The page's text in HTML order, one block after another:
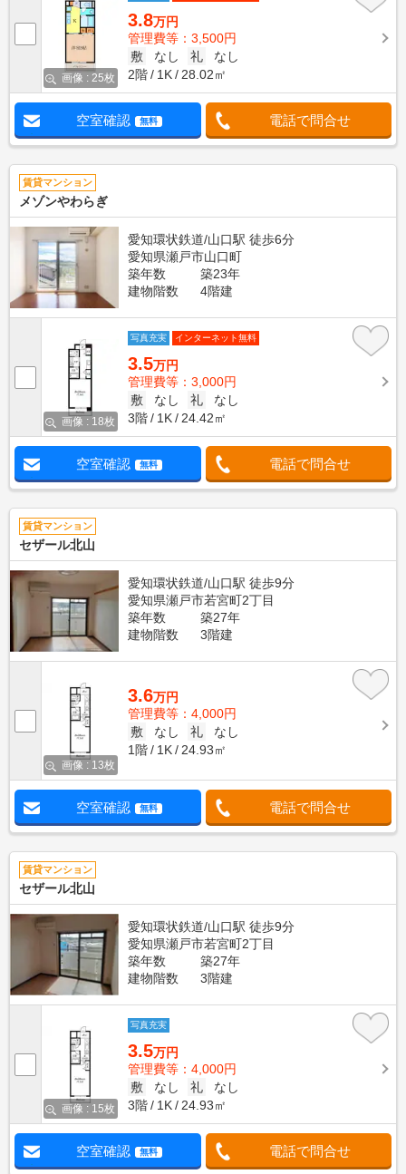
画像 : 25枚
3.8万円
管理費等：3,500円
敷
なし 礼
なし
2階
1K 28.02㎡
空室確認 無料 電話で問合せ
賃貸マンション
メゾンやわらぎ
愛知環状鉄道/山口駅 徒歩6分
愛知県瀬戸市山口町
築年数
築23年
建物階数
4階建
画像 : 18枚
写真充実 インターネット無料
3.5万円
管理費等：3,000円
敷
なし 礼
なし
3階
1K 24.42㎡
空室確認 無料 電話で問合せ
賃貸マンション
セザール北山
愛知環状鉄道/山口駅 徒歩9分
愛知県瀬戸市若宮町2丁目
築年数
築27年
建物階数
3階建
画像 : 13枚
3.6万円
管理費等：4,000円
敷
なし 礼
なし
1階
1K 24.93㎡
空室確認 無料 電話で問合せ
賃貸マンション
セザール北山
愛知環状鉄道/山口駅 徒歩9分
愛知県瀬戸市若宮町2丁目
築年数
築27年
建物階数
3階建
画像 : 15枚
写真充実
3.5万円
管理費等：4,000円
敷
なし 礼
なし
3階
1K 24.93㎡
空室確認 無料 電話で問合せ